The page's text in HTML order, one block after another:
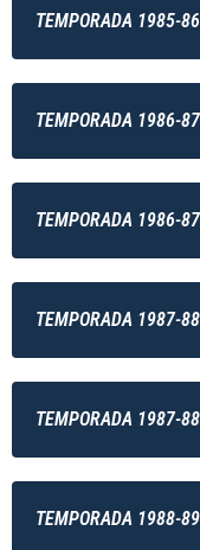
TEMPORADA 1985-86
TEMPORADA 1986-87
TEMPORADA 1986-87
TEMPORADA 1987-88
TEMPORADA 1987-88
TEMPORADA 1988-89